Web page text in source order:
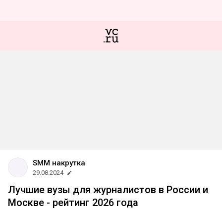
SMM накрутка
29.08.2024
Лучшие вузы для журналистов в России и
Москве - рейтинг 2026 года